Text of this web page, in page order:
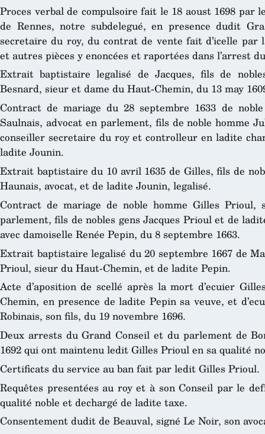
Proces verbal de compulsoire fait le 18 aoust 1698 par
de Rennes, notre subdelegué, en presence dudit
secretaire du roy, du contrat de vente fait d’icelle
et autres pièces y enoncées et raportées dans l’arrest
Extrait baptistaire legalisé de Jacques, fils de
Besnard, sieur et dame du Haut-Chemin, du 13 may
Contract de mariage du 28 septembre 1633 de
Saulnais, advocat en parlement, fils de noble homme
conseiller secretaire du roy et controlleur en ladite
ladite Jounin.
Extrait baptistaire du 10 avril 1635 de Gilles, fils de
Haunais, avocat, et de ladite Jounin, legalisé.
Contract de mariage de noble homme Gilles Prioul,
parlement, fils de nobles gens Jacques Prioul et de
avec damoiselle Renée Pepin, du 8 septembre 1663.
Extrait baptistaire legalisé du 20 septembre 1667 de
Prioul, sieur du Haut-Chemin, et de ladite Pepin.
Acte d’aposition de scellé après la mort d’ecuier
Chemin, en presence de ladite Pepin sa veuve, et
Robinais, son fils, du 19 novembre 1696.
Deux arrests du Grand Conseil et du parlement de
1692 qui ont maintenu ledit Gilles Prioul en sa qualité
Certificats du service au ban fait par ledit Gilles Prioul.
Requêtes presentées au roy et à son Conseil par le
qualité noble et dechargé de ladite taxe.
Consentement dudit de Beauval, signé Le Noir, son